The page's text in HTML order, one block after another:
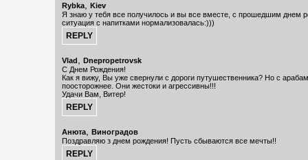
Rybka, Kiev
Я знаю у тебя все получилось и вы все вместе, с прошедшим днем
ситуация с напитками нормализовалась:)))
Vlad, Dnepropetrovsk
С Днем Рождения!
Как я вижу, Вы уже свернули с дороги путушественника? Но с
поосторожнее. Они жестоки и агрессивны!!!
Удачи Вам, Витер!
Анюта, Виноградов
Поздравляю з днем рождения! Пусть сбываются все мечты!!